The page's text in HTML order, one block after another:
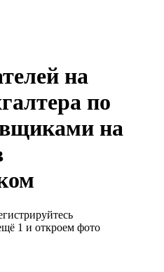
на
по
на
1 и откроем фото